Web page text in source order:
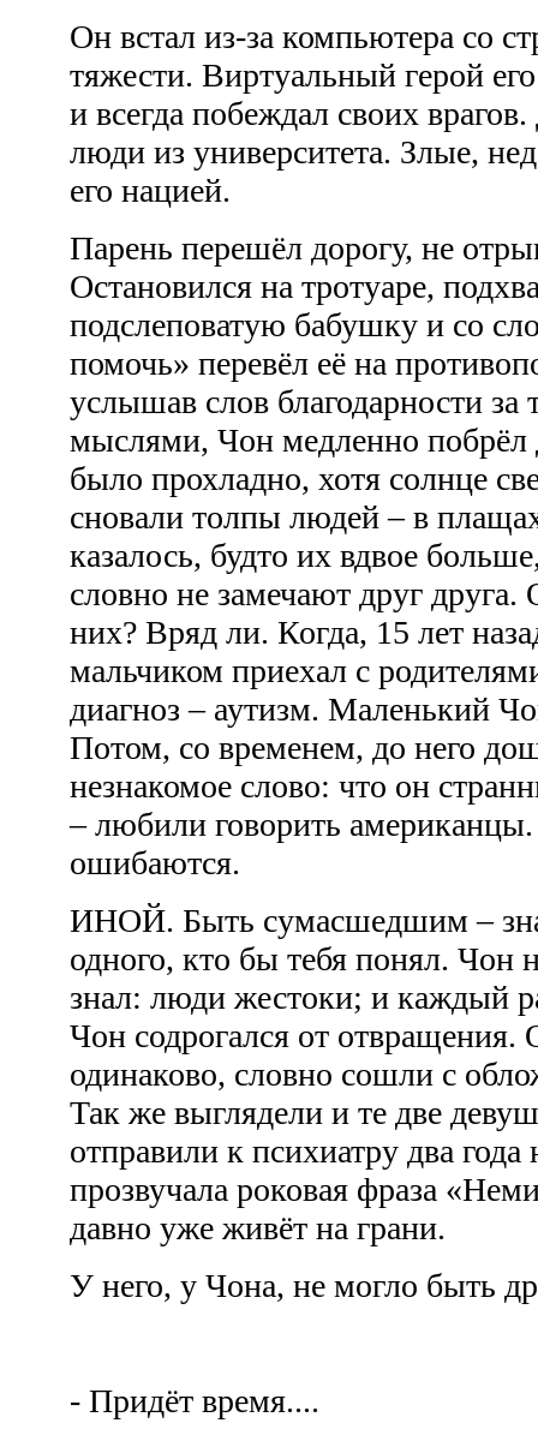
Он встал из-за компьютера со
тяжести. Виртуальный герой
и всегда побеждал своих
люди из университета. Злые,
его нацией.
Парень перешёл дорогу, не
Остановился на тротуаре,
подслеповатую бабушку и со
помочь» перевёл её на
услышав слов благодарности
мыслями, Чон медленно
было прохладно, хотя солнце
сновали толпы людей – в
казалось, будто их вдвое
словно не замечают друг
них? Вряд ли. Когда, 15 лет
мальчиком приехал с
диагноз – аутизм. Маленький
Потом, со временем, до него
незнакомое слово: что он
– любили говорить
ошибаются.
ИНОЙ. Быть сумасшедшим –
одного, кто бы тебя понял. Чон
знал: люди жестоки; и каждый
Чон содрогался от отвращения.
одинаково, словно сошли с
Так же выглядели и те две
отправили к психиатру два
прозвучала роковая фраза
давно уже живёт на грани.
У него, у Чона, не могло быть
- Придёт время....